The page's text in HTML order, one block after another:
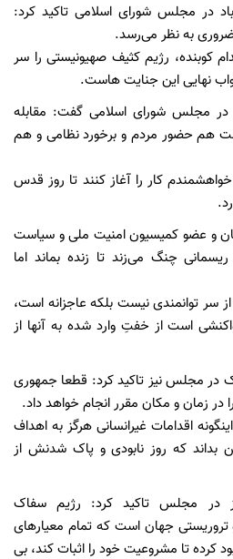
در مجلس شورای اسلامی تاکید کرد:
به نظر می‌رسد.
کوبنده، رژیم کثیف صهیونیستی را سر
نهایی این جنایت هاست.
در مجلس شورای اسلامی گفت: مقابله
هم حضور مردم و برخورد نظامی و هم
کار را آغاز کنند تا روز قدس
و عضو کمیسیون امنیت ملی و سیاست
چنگ می‌زند تا زنده بماند اما
سر توانمندی نیست بلکه عاجزانه است،
است از خفتِ وارد شده به آنها از
در مجلس نیز تاکید کرد: قطعا جمهوری
در زمان و مکان مقرر انجام خواهد داد.
اقدامات غیرانسانی هرگز به اهداف
بداند که روز نابودی و پاک شدنش از
در مجلس تاکید کرد: رژیم سفاک
تروریستی جهان است که تمام معیارهای
کرده تا مشروعیت خود را اثبات کند، بی